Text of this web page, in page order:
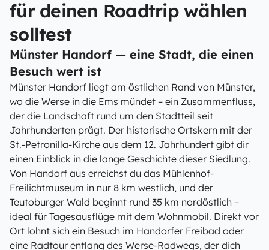
für deinen Roadtrip wählen
solltest
Münster Handorf — eine Stadt, die einen
Besuch wert ist
Münster Handorf liegt am östlichen Rand von Münster,
wo die Werse in die Ems mündet – ein Zusammenfluss,
der die Landschaft rund um den Stadtteil seit
Jahrhunderten prägt. Der historische Ortskern mit der
St.-Petronilla-Kirche aus dem 12. Jahrhundert gibt dir
einen Einblick in die lange Geschichte dieser Siedlung.
Von Handorf aus erreichst du das Mühlenhof-
Freilichtmuseum in nur 8 km westlich, und der
Teutoburger Wald beginnt rund 35 km nordöstlich –
ideal für Tagesausflüge mit dem Wohnmobil. Direkt vor
Ort lohnt sich ein Besuch im Handorfer Freibad oder
eine Radtour entlang des Werse-Radwegs, der dich